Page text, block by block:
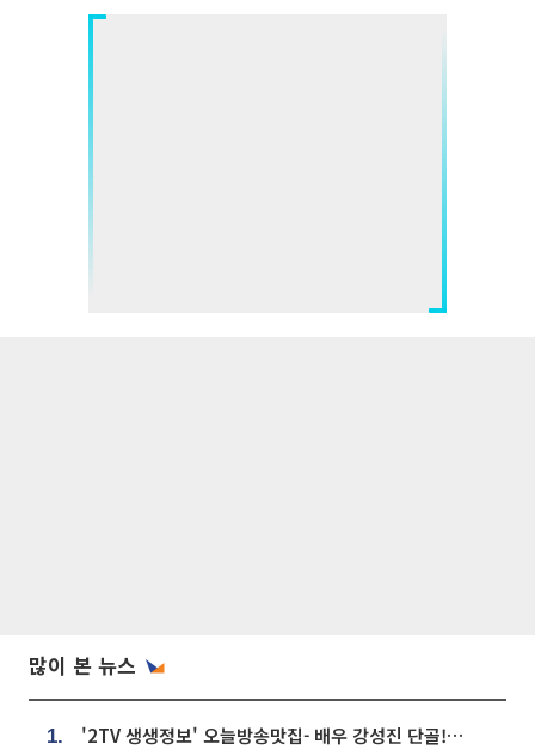
많이 본 뉴스
1. '2TV 생생정보' 오늘방송맛집- 배우 강성진 단골! 쌀국수ㆍ푸팟퐁 커리 맛집 '블○○○'